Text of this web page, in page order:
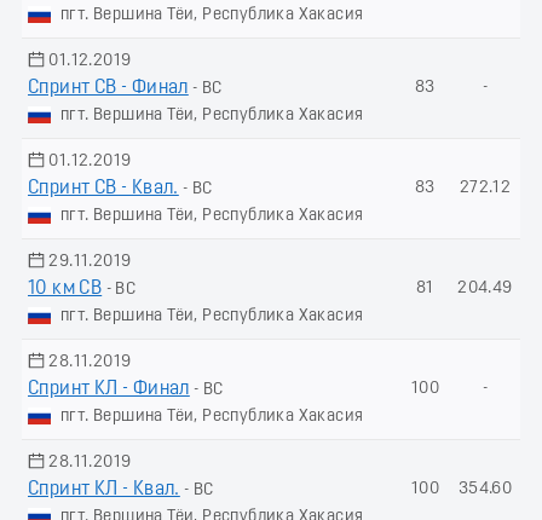
пгт. Вершина Тёи, Республика Хакасия
01.12.2019
Спринт СВ - Финал - ВС
пгт. Вершина Тёи, Республика Хакасия
83 -
01.12.2019
Спринт СВ - Квал. - ВС
пгт. Вершина Тёи, Республика Хакасия
83 272.12
29.11.2019
10 км СВ - ВС
пгт. Вершина Тёи, Республика Хакасия
81 204.49
28.11.2019
Спринт КЛ - Финал - ВС
пгт. Вершина Тёи, Республика Хакасия
100 -
28.11.2019
Спринт КЛ - Квал. - ВС
100 354.60